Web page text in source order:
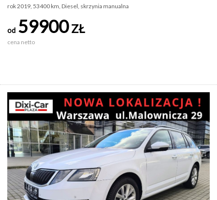
rok 2019, 53400 km, Diesel, skrzynia manualna
od 59900ZŁ
cena netto